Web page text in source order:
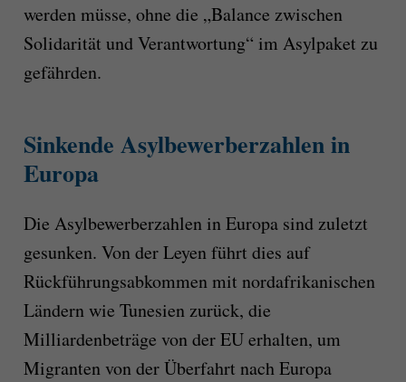
werden müsse, ohne die „Balance zwischen
Solidarität und Verantwortung“ im Asylpaket zu
gefährden.
Sinkende Asylbewerberzahlen in
Europa
Die Asylbewerberzahlen in Europa sind zuletzt
gesunken. Von der Leyen führt dies auf
Rückführungsabkommen mit nordafrikanischen
Ländern wie Tunesien zurück, die
Milliardenbeträge von der EU erhalten, um
Migranten von der Überfahrt nach Europa